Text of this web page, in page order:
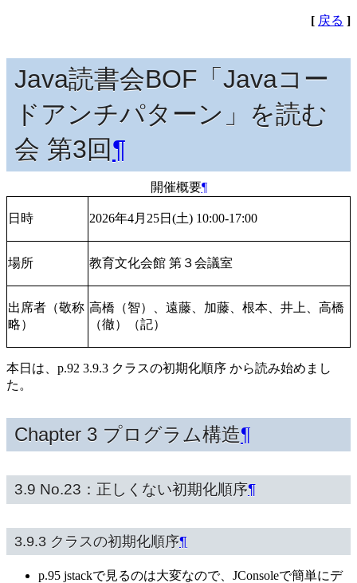
[ 戻る ]
Java読書会BOF「Javaコー
ドアンチパターン」を読む
会 第3回¶
開催概要¶
日時 2026年4月25日(土) 10:00-17:00
場所 教育文化会館 第３会議室
出席者（敬称
略）
高橋（智）、遠藤、加藤、根本、井上、高橋
（徹）（記）
本日は、p.92 3.9.3 クラスの初期化順序 から読み始めまし
た。
Chapter 3 プログラム構造¶
3.9 No.23：正しくない初期化順序¶
3.9.3 クラスの初期化順序¶
p.95 jstackで見るのは大変なので、JConsoleで簡単にデ